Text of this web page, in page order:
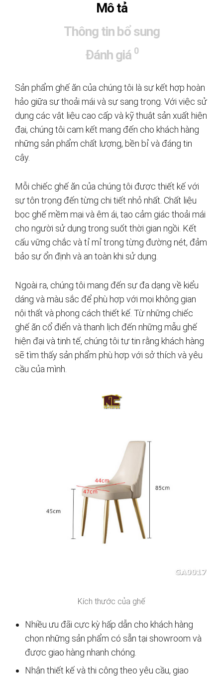
Mô tả
Thông tin bổ sung
Đánh giá 0
Sản phẩm ghế ăn của chúng tôi là sự kết hợp hoàn
hảo giữa sự thoải mái và sự sang trọng. Với việc sử
dụng các vật liệu cao cấp và kỹ thuật sản xuất hiện
đại, chúng tôi cam kết mang đến cho khách hàng
những sản phẩm chất lượng, bền bỉ và đáng tin
cậy.
Mỗi chiếc ghế ăn của chúng tôi được thiết kế với
sự tôn trọng đến từng chi tiết nhỏ nhất. Chất liệu
bọc ghế mềm mại và êm ái, tạo cảm giác thoải mái
cho người sử dụng trong suốt thời gian ngồi. Kết
cấu vững chắc và tỉ mỉ trong từng đường nét, đảm
bảo sự ổn định và an toàn khi sử dụng.
Ngoài ra, chúng tôi mang đến sự đa dạng về kiểu
dáng và màu sắc để phù hợp với mọi không gian
nội thất và phong cách thiết kế. Từ những chiếc
ghế ăn cổ điển và thanh lịch đến những mẫu ghế
hiện đại và tinh tế, chúng tôi tự tin rằng khách hàng
sẽ tìm thấy sản phẩm phù hợp với sở thích và yêu
cầu của mình.
Kích thước của ghế
Nhiều ưu đãi cực kỳ hấp dẫn cho khách hàng
chọn những sản phẩm có sẵn tại showroom và
được giao hàng nhanh chóng.
Nhận thiết kế và thi công theo yêu cầu, giao